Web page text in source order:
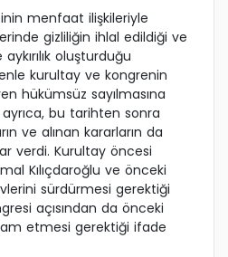
menfaat ilişkileriyle
gizliliğin ihlal edildiği ve
oluşturduğu
kurultay ve kongrenin
hükümsüz sayılmasına
bu tarihten sonra
ve alınan kararların da
verdi. Kurultay öncesi
Kılıçdaroğlu ve önceki
sürdürmesi gerektiği
açısından da önceki
etmesi gerektiği ifade